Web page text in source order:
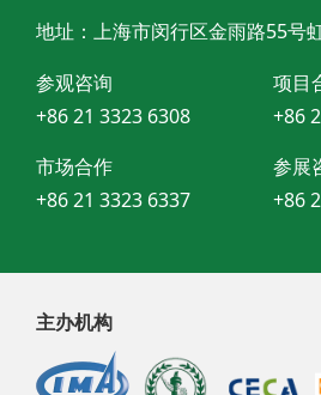
地址：上海市闵行区金雨路55号
参观咨询
+86 21 3323 6308
项目
+86
市场合作
+86 21 3323 6337
参展
+86
主办机构